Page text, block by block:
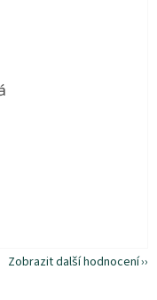
hvězdiček.
hvězdiček.
hvězdiček.
Zobrazit další hodnocení